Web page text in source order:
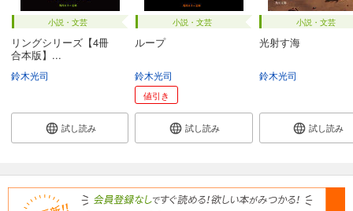
小説・文芸
リングシリーズ【4冊
合本版】...
鈴木光司
試し読み
小説・文芸
ループ
鈴木光司
値引き
試し読み
小説・文芸
光射す海
鈴木光司
試し読み